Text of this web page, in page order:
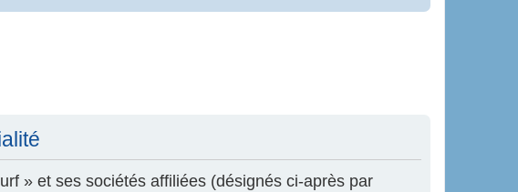
» et ses sociétés affiliées (désignés ci-après par